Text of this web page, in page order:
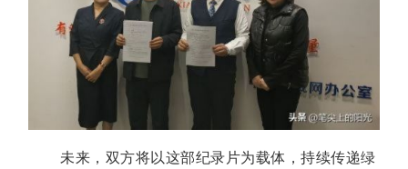
未来，双方将以这部纪录片为载体，持续传递绿